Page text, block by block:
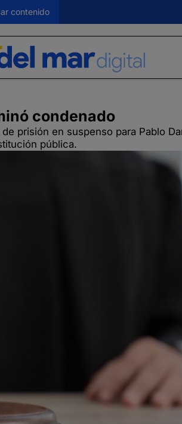
condenado
prisión en suspenso para Pablo
pública.